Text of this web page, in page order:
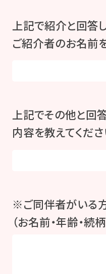
上記で紹介と回答
ご紹介者のお名前
上記でその他と回
内容を教えてくださ
※ご同伴者がいる
（お名前・年齢・続